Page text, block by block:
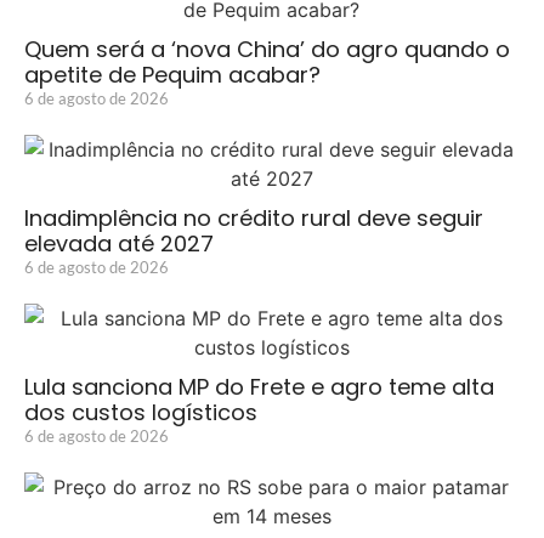
Quem será a ‘nova China’ do agro quando o
apetite de Pequim acabar?
6 de agosto de 2026
Inadimplência no crédito rural deve seguir
elevada até 2027
6 de agosto de 2026
Lula sanciona MP do Frete e agro teme alta
dos custos logísticos
6 de agosto de 2026